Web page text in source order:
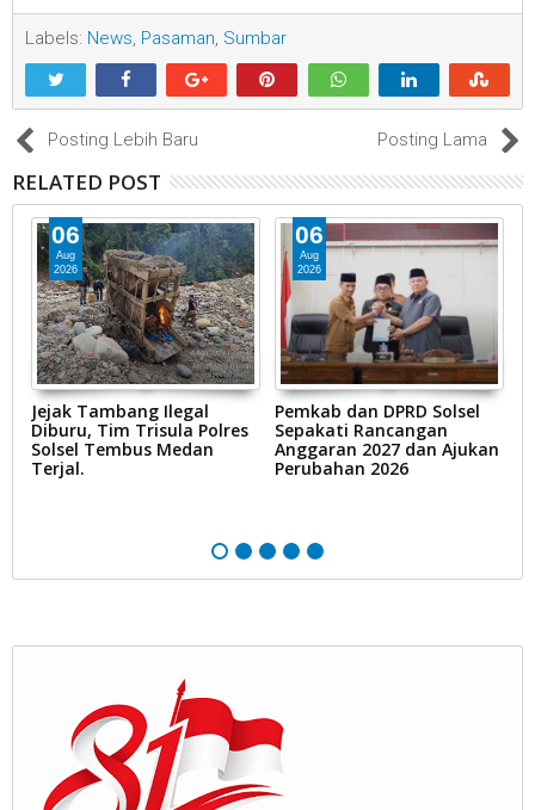
Labels: News, Pasaman, Sumbar
Posting Lebih Baru Posting Lama
RELATED POST
06
Aug
2026
Jejak Tambang Ilegal
Diburu, Tim Trisula Polres
Solsel Tembus Medan
Terjal.
06
Aug
2026
Pemkab dan DPRD Solsel
Sepakati Rancangan
Anggaran 2027 dan Ajukan
Perubahan 2026